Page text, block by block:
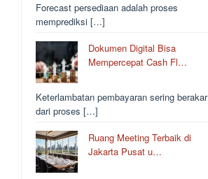
Forecast persediaan adalah proses
memprediksi […]
Dokumen Digital Bisa
Mempercepat Cash Fl…
Keterlambatan pembayaran sering berakar
dari proses […]
Ruang Meeting Terbaik di
Jakarta Pusat u…